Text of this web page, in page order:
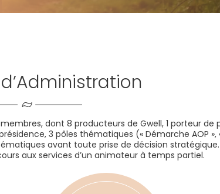
dont 8 producteurs de Gwell, 1 porteur de
3 pôles thématiques (« Démarche AOP »,
avant toute prise de décision stratégique.
aux services d’un animateur à temps partiel.